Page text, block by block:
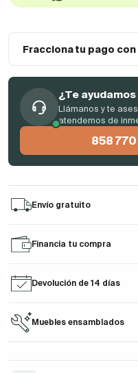
Fracciona tu pago con
¿Te
Llámanos y te
atendemos de
858 770
Envío gratuito
Financia tu compra
Devolución de 14 días
Muebles ensamblados